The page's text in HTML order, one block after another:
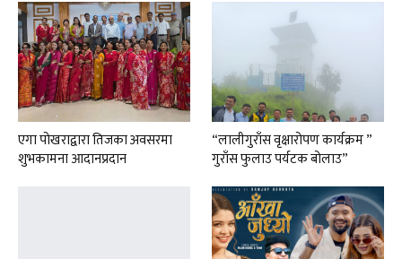
एगा पोखराद्वारा तिजका अवसरमा
शुभकामना आदानप्रदान
“लालीगुराँस वृक्षारोपण कार्यक्रम ”
गुराँस फुलाउ पर्यटक बोलाउ”